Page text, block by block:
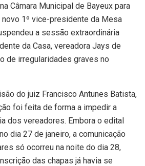
Câmara Municipal de Bayeux para
1º vice-presidente da Mesa
a sessão extraordinária
da Casa, vereadora Jays de
de irregularidades graves no
do juiz Francisco Antunes Batista,
foi feita de forma a impedir a
dos vereadores. Embora o edital
dia 27 de janeiro, a comunicação
só ocorreu na noite do dia 28,
das chapas já havia se